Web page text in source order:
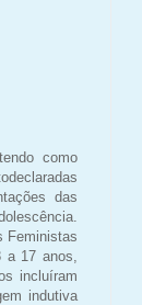
como
das
Feministas
17 anos,
incluíram
indutiva